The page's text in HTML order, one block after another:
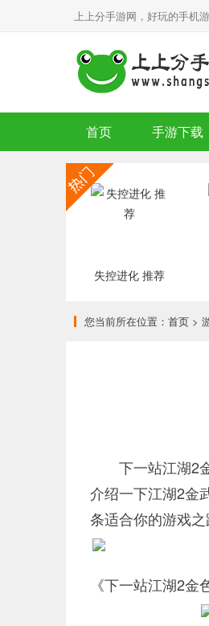
上上分手游网，好玩的手机
首页 手游下载
失控进化 推荐
您当前所在位置： 首页 >
下一站江湖2
介绍一下江湖2金
条适合你的游戏
《下一站江湖2金